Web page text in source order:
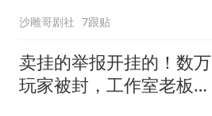
沙雕哥剧社 7跟贴
卖挂的举报开挂的！数万
玩家被封，工作室老板上